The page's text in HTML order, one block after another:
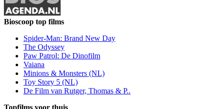
Bioscoop top films
Spider-Man: Brand New Day
The Odyssey
Paw Patrol: De Dinofilm
Vaiana
Minions & Monsters (NL)
Toy Story 5 (NL)
De Film van Rutger, Thomas & P..